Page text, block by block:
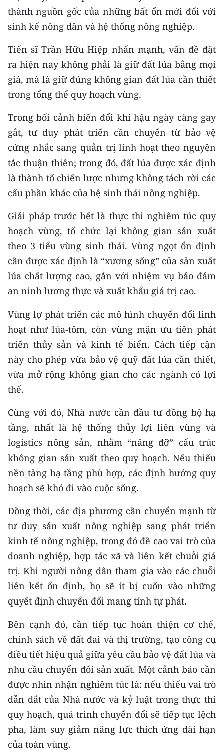
thành nguồn gốc của những bất ổn mới đối với
sinh kế nông dân và hệ thống nông nghiệp.
Tiến sĩ Trần Hữu Hiệp nhấn mạnh, vấn đề đặt
ra hiện nay không phải là giữ đất lúa bằng mọi
giá, mà là giữ đúng không gian đất lúa cần thiết
trong tổng thể quy hoạch vùng.
Trong bối cảnh biến đổi khí hậu ngày càng gay
gắt, tư duy phát triển cần chuyển từ bảo vệ
cứng nhắc sang quản trị linh hoạt theo nguyên
tắc thuận thiên; trong đó, đất lúa được xác định
là thành tố chiến lược nhưng không tách rời các
cấu phần khác của hệ sinh thái nông nghiệp.
Giải pháp trước hết là thực thi nghiêm túc quy
hoạch vùng, tổ chức lại không gian sản xuất
theo 3 tiểu vùng sinh thái. Vùng ngọt ổn định
cần được xác định là “xương sống” của sản xuất
lúa chất lượng cao, gắn với nhiệm vụ bảo đảm
an ninh lương thực và xuất khẩu giá trị cao.
Vùng lợ phát triển các mô hình chuyển đổi linh
hoạt như lúa-tôm, còn vùng mặn ưu tiên phát
triển thủy sản và kinh tế biển. Cách tiếp cận
này cho phép vừa bảo vệ quỹ đất lúa cần thiết,
vừa mở rộng không gian cho các ngành có lợi
thế.
Cùng với đó, Nhà nước cần đầu tư đồng bộ hạ
tầng, nhất là hệ thống thủy lợi liên vùng và
logistics nông sản, nhằm “nâng đỡ” cấu trúc
không gian sản xuất theo quy hoạch. Nếu thiếu
nền tảng hạ tầng phù hợp, các định hướng quy
hoạch sẽ khó đi vào cuộc sống.
Đồng thời, các địa phương cần chuyển mạnh từ
tư duy sản xuất nông nghiệp sang phát triển
kinh tế nông nghiệp, trong đó đề cao vai trò của
doanh nghiệp, hợp tác xã và liên kết chuỗi giá
trị. Khi người nông dân tham gia vào các chuỗi
liên kết ổn định, họ sẽ ít bị cuốn vào những
quyết định chuyển đổi mang tính tự phát.
Bên cạnh đó, cần tiếp tục hoàn thiện cơ chế,
chính sách về đất đai và thị trường, tạo công cụ
điều tiết hiệu quả giữa yêu cầu bảo vệ đất lúa và
nhu cầu chuyển đổi sản xuất. Một cảnh báo cần
được nhìn nhận nghiêm túc là: nếu thiếu vai trò
dẫn dắt của Nhà nước và kỷ luật trong thực thi
quy hoạch, quá trình chuyển đổi sẽ tiếp tục lệch
pha, làm suy giảm năng lực thích ứng dài hạn
của toàn vùng.